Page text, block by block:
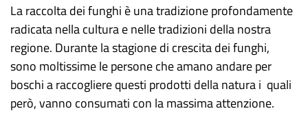
La raccolta dei funghi è una tradizione profondamente
radicata nella cultura e nelle tradizioni della nostra
regione. Durante la stagione di crescita dei funghi,
sono moltissime le persone che amano andare per
boschi a raccogliere questi prodotti della natura i quali
però, vanno consumati con la massima attenzione.